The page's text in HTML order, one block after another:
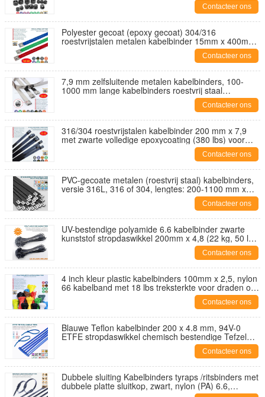
Contacteer ons
Polyester gecoat (epoxy gecoat) 304/316
roestvrijstalen metalen kabelbinder 15mm x 400mm
Contacteer ons
7,9 mm zelfsluitende metalen kabelbinders, 100-
1000 mm lange kabelbinders roestvrij staal
Contacteer ons
316/304 roestvrijstalen kabelbinder 200 mm x 7,9
met zwarte volledige epoxycoating (380 lbs) voor
Contacteer ons
PVC-gecoate metalen (roestvrij staal) kabelbinders,
versie 316L, 316 of 304, lengtes: 200-1100 mm x
breedte 16 mm, 200 lbs, buitengebruikContacteer ons
UV-bestendige polyamide 6.6 kabelbinder zwarte
kunststof stropdaswikkel 200mm x 4,8 (22 kg, 50 lbs)
voor omgevingen met hoge UV-stralingContacteer ons
4 inch kleur plastic kabelbinders 100mm x 2,5, nylon
66 kabelband met 18 lbs treksterkte voor draden of
Contacteer ons
Blauwe Teflon kabelbinder 200 x 4.8 mm, 94V-0
ETFE stropdaswikkel chemisch bestendige Tefzel
tiewrap tyrap 50lbs voor extreme omstandigheden
Contacteer ons
Dubbele sluiting Kabelbinders tyraps /ritsbinders met
dubbele platte sluitkop, zwart, nylon (PA) 6.6,
760x9mm, 110lbs, 500N, Ø20~220mm,